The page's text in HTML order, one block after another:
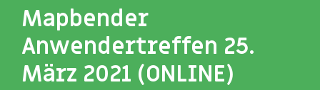
Mapbender
Anwendertreffen 25.
März 2021 (ONLINE)